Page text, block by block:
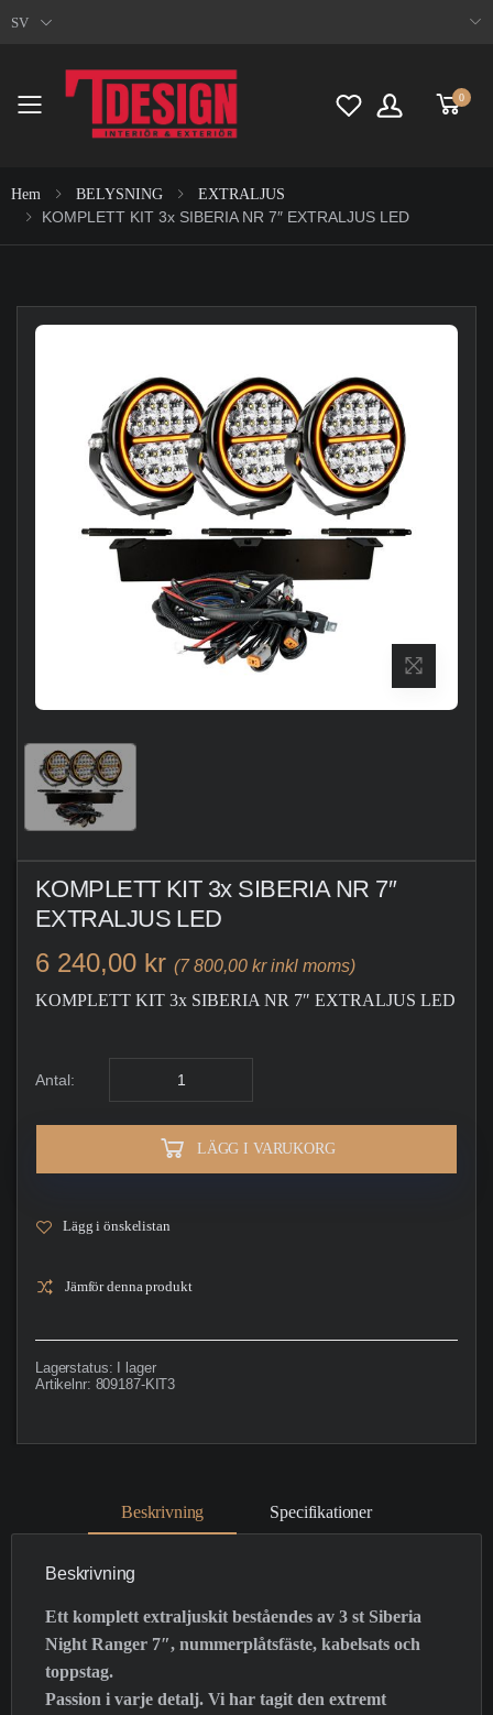
SV
Toggle mobile menu
0
Hem BELYSNING EXTRALJUS
KOMPLETT KIT 3x SIBERIA NR 7″ EXTRALJUS LED
KOMPLETT KIT 3x SIBERIA NR 7″
EXTRALJUS LED
6 240,00 kr (7 800,00 kr inkl moms)
KOMPLETT KIT 3x SIBERIA NR 7″ EXTRALJUS LED
Antal:
LÄGG I VARUKORG
Lägg i önskelistan
Jämför denna produkt
Lagerstatus:
I lager
Artikelnr: 809187-KIT3
Beskrivning Specifikationer
Beskrivning
Ett komplett extraljuskit beståendes av 3 st Siberia
Night Ranger 7″, nummerplåtsfäste, kabelsats och
toppstag.
Passion i varje detalj. Vi har tagit den extremt